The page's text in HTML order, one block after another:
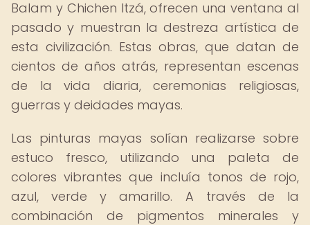
Balam y Chichen Itzá, ofrecen una ventana al
pasado y muestran la destreza artística de
esta civilización. Estas obras, que datan de
cientos de años atrás, representan escenas
de la vida diaria, ceremonias religiosas,
guerras y deidades mayas.
Las pinturas mayas solían realizarse sobre
estuco fresco, utilizando una paleta de
colores vibrantes que incluía tonos de rojo,
azul, verde y amarillo. A través de la
combinación de pigmentos minerales y